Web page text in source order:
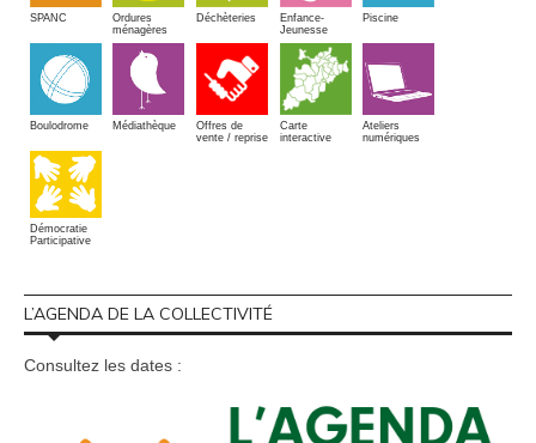
SPANC
Ordures
ménagères
Déchèteries
Enfance-
Jeunesse
Piscine
Boulodrome Médiathèque
Offres de
vente / reprise
Carte
interactive
Ateliers
numériques
Démocratie
Participative
L’AGENDA DE LA COLLECTIVITÉ
Consultez les dates :